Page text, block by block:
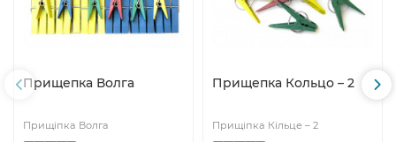
Прищепка Волга
Прищіпка Волга
Прищепка Кольцо – 2
Прищіпка Кільце – 2